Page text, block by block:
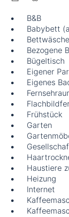
B&B
Babybett
Bezogene
Bügeltisch
Eigener
Eigenes
Frühstück
Garten
Haustiere
Heizung
Internet